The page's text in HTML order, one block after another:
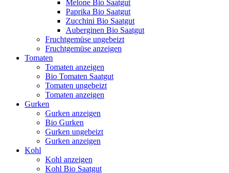
Melone Bio Saatgut
Paprika Bio Saatgut
Zucchini Bio Saatgut
Auberginen Bio Saatgut
Fruchtgemüse ungebeizt
Fruchtgemüse anzeigen
Tomaten
Tomaten anzeigen
Bio Tomaten Saatgut
Tomaten ungebeizt
Tomaten anzeigen
Gurken
Gurken anzeigen
Bio Gurken
Gurken ungebeizt
Gurken anzeigen
Kohl
Kohl anzeigen
Kohl Bio Saatgut